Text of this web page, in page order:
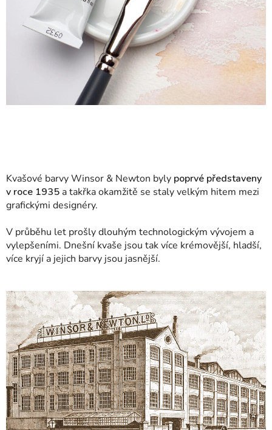
Kvašové barvy Winsor & Newton byly poprvé představeny
v roce 1935 a takřka okamžitě se staly velkým hitem mezi
grafickými designéry.
V průběhu let prošly dlouhým technologickým vývojem a
vylepšeními. Dnešní kvaše jsou tak více krémovější, hladší,
více kryjí a jejich barvy jsou jasnější.